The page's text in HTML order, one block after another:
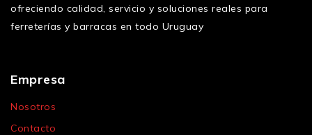
ofreciendo calidad, servicio y soluciones reales para
ferreterías y barracas en todo Uruguay
Empresa
Nosotros
Contacto